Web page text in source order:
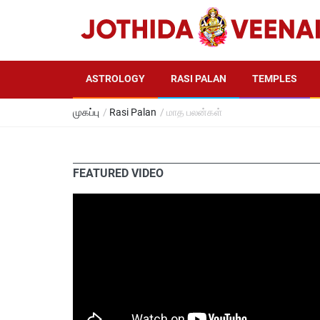
ASTROLOGY RASI PALAN TEMPLES
முகப்பு / Rasi Palan / மாத பலன்கள்
FEATURED VIDEO